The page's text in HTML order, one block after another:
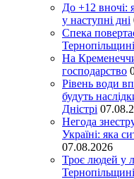
До +12 вночі:
у наступні дні
Спека
На
господарство
Рівень води
будуть
Дністрі
Негода
Україні: яка
07.08.2026
Троє людей у